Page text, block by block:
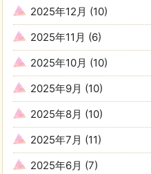
2025年12月 (10)
2025年11月 (6)
2025年10月 (10)
2025年9月 (10)
2025年8月 (10)
2025年7月 (11)
2025年6月 (7)